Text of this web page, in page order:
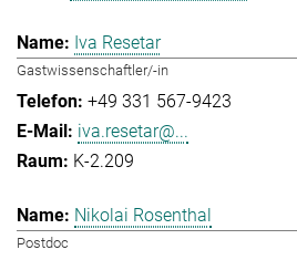
Iva Resetar
Gastwissenschaftler/-in
+49 331 567-9423
iva.resetar@...
K-2.209
Nikolai Rosenthal
Postdoc